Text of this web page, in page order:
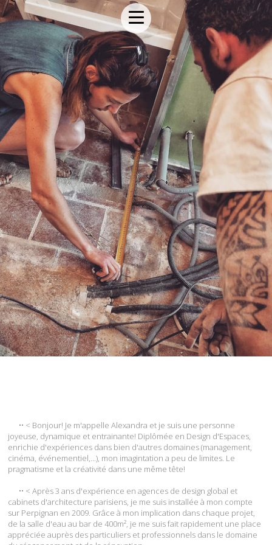
•• < Bonjour! Je m'appelle Alexandra et je suis une personne
joyeuse, dynamique et entrainante! Diplômée en Design d'Espaces,
enrichie d'expériences dans bien d'autres domaines (management,
cinéma, événementiel,...), mon imagintation a peu de limites. Le
pragmatisme et la créativité dans une même tête!
•• < Après 3 ans d'expérience en agences de design global et
cabinets d'architecture parisiens, je me suis installée à mon compte
sur Perpignan en 2009. Grâce à mon implication dans chaque projet,
de la salle d'eau au bar de 400m², je me suis fait rapidement une place
appréciée auprès des particuliers et professionnels dans le domaine